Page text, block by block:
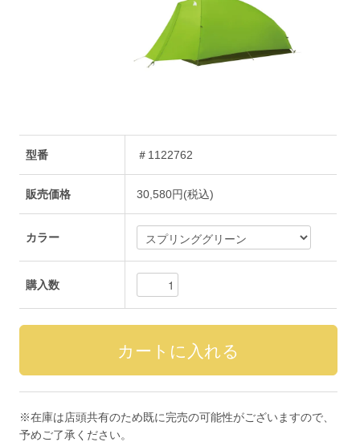
型番 ＃1122762
販売価格 30,580円(税込)
カラー
購入数
※在庫は店頭共有のため既に完売の可能性がございますので、
予めご了承ください。